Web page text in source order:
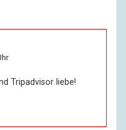
Tripadvisor liebe!